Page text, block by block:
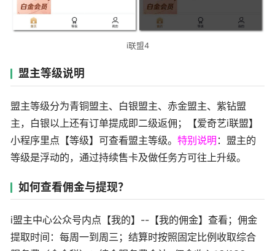
i联盟4
盟主等级说明
盟主等级分为青铜盟主、白银盟主、赤金盟主、紫钻盟
主，白银以上还有订单提成即二级返佣；【爱奇艺i联盟】
小程序里点【等级】可查看盟主等级。 特别说明 ：盟主的
等级是浮动的，通过持续售卡及做任务方可往上升级。
如何查看佣金与提现？
i盟主中心公众号内点【我的】--【我的佣金】查看；佣金
提取时间：每周一到周三；结算时按照固定比例收取综合